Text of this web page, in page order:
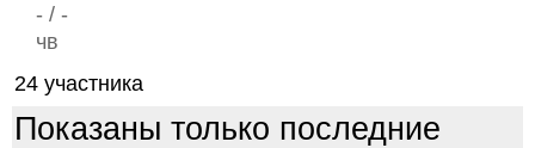
- / -
чв
24 участника
Показаны только последние